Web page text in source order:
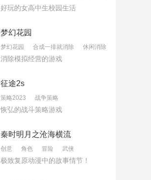
好玩的女高中生校园生活
梦幻花园
梦幻花园 合成一排就消除 休闲消除
消除模拟经营的游戏
征途2s
策略2023 战争策略
恢弘的战斗策略游戏
秦时明月之沧海横流
创意 角色 冒险 武侠
极致复原动漫中的故事情节！